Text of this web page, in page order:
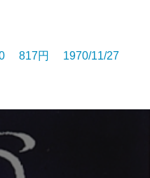
0 817円 1970/11/27